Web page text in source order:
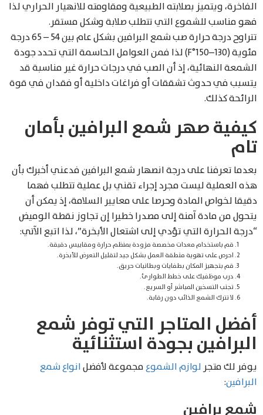
الفاخرة، ويتميز بصلابته الطبيعية ومقاومته للانهيار الحراري لذا
فهو مناسب للشموع التي تتطلب صلابة وشكل مستقر.
تتراوح درجة حرارة صب شمع البرافين بشكل عام بين 54 – 65 درجة
مئوية (130–150°F) لذا فمن العوامل الحاسمة التي تحدد جودة
الشمعة النهائية، إذ أن الصب في درجات حرارة غير مناسبة قد
يتسبب في حدوث تشققات أو فراغات داخلية أو فقدان في قوة
الرائحة كذلك.
كيفية صهر شمع البرافين بأمان
تام
بعدما تعرفنا على درجة انصهار شمع البرافين فدعني أخبرك بأن
هذه العملية ليست مجرد إجراء تقني بل عملية تتطلب فهما
دقيقا لخواص المادة وحرصا على معايير السلامة، إذ يمكن أن
يتحول من مادة آمنة إلى مصدرا خطيرا إن تجاوز نقطة الوميض
“درجة الحرارة التي تؤدي إلى اشتعال الأبخرة”، لذا اتبع الآتي:
قم باستخدام معدات مخصصة مزودة بمنظم حرارة ومقاييس دقيقة.
احرص على تهوية منطقة العمل بشكل جيد لتقليل التعرض للأبخرة.
قم بتجهيز المكان بطفايات وبطانيات حريق.
درب موظفيك على خطط الطوارئ.
تجنب التسخين المباشر أو السريع.
لا تترك الشمع الذائب دون رقابة.
أفضل المتاجر التي توفر شمع
البرافين بجودة استثنائية
يوفر لك متجرلوازم الشموعمجموعة لأفضلانواع شمع
البرافين:
شمع برافين